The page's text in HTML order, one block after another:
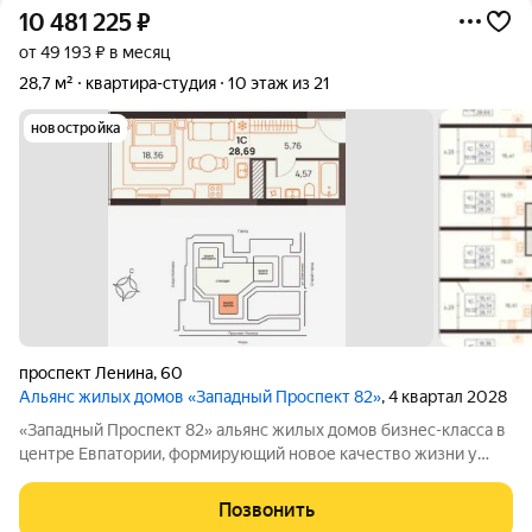
10 481 225₽
от 49 193 ₽ в месяц
28,7 м²
квартира-студия 10 этаж из 21
новостройка
проспект Ленина,60
Альянс жилых домов «Западный Проспект 82», 4 квартал 2028
«Западный Проспект 82» альянс жилых домов бизнес-класса в
центре Евпатории, формирующий новое качество жизни у
городской среды и курортного образа жизни: здесь можно
работать, развиваться и отдыхать,
Позвонить